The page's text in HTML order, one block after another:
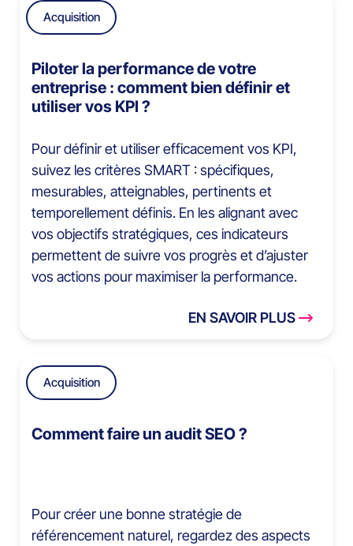
Acquisition
Piloter la performance de votre
entreprise : comment bien définir et
utiliser vos KPI ?
Pour définir et utiliser efficacement vos KPI,
suivez les critères SMART : spécifiques,
mesurables, atteignables, pertinents et
temporellement définis. En les alignant avec
vos objectifs stratégiques, ces indicateurs
permettent de suivre vos progrès et d’ajuster
vos actions pour maximiser la performance.
EN SAVOIR PLUS
Acquisition
Comment faire un audit SEO ?
Pour créer une bonne stratégie de
référencement naturel, regardez des aspects